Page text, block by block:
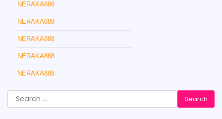
NERAKA888
NERAKA888
NERAKA888
NERAKA888
NERAKA888
Search
for: